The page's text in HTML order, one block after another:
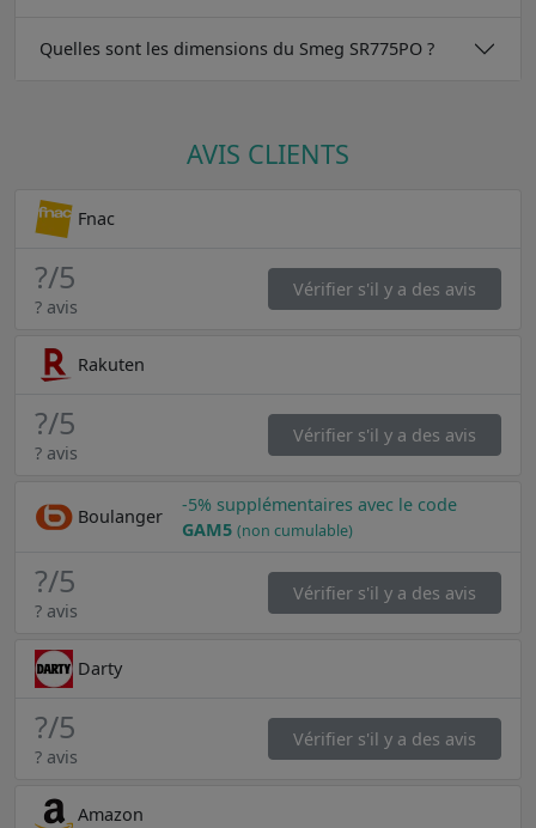
Quelles sont les dimensions du Smeg SR775PO ?
AVIS CLIENTS
Fnac
?/5
? avis
Vérifier s'il y a des avis
Rakuten
?/5
? avis
Vérifier s'il y a des avis
Boulanger
-5% supplémentaires avec le code
GAM5 (non cumulable)
?/5
? avis
Vérifier s'il y a des avis
Darty
?/5
? avis
Vérifier s'il y a des avis
Amazon